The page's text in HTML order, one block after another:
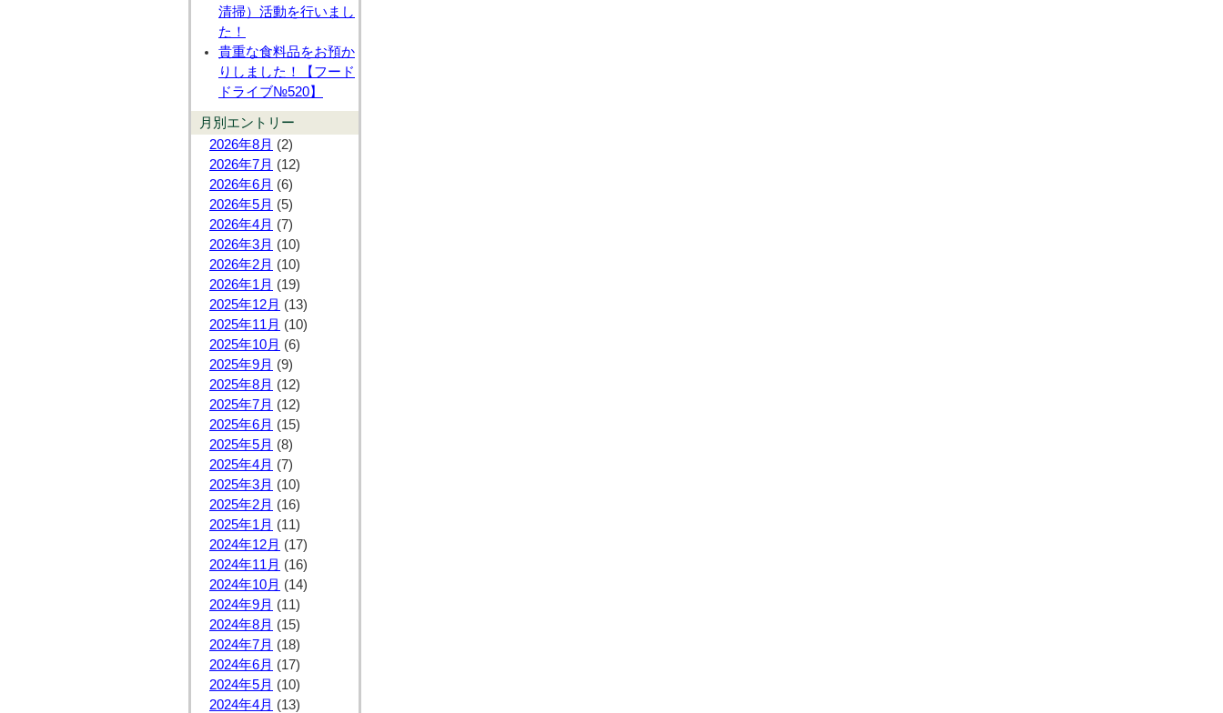
清掃）活動を行いまし
た！
貴重な食料品をお預か
りしました！【フード
ドライブ№520】
月別エントリー
2026年8月 (2)
2026年7月 (12)
2026年6月 (6)
2026年5月 (5)
2026年4月 (7)
2026年3月 (10)
2026年2月 (10)
2026年1月 (19)
2025年12月 (13)
2025年11月 (10)
2025年10月 (6)
2025年9月 (9)
2025年8月 (12)
2025年7月 (12)
2025年6月 (15)
2025年5月 (8)
2025年4月 (7)
2025年3月 (10)
2025年2月 (16)
2025年1月 (11)
2024年12月 (17)
2024年11月 (16)
2024年10月 (14)
2024年9月 (11)
2024年8月 (15)
2024年7月 (18)
2024年6月 (17)
2024年5月 (10)
2024年4月 (13)